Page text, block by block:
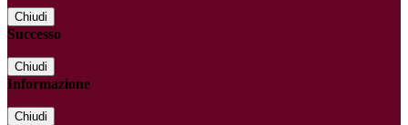
Chiudi
Successo
Chiudi
Informazione
Chiudi